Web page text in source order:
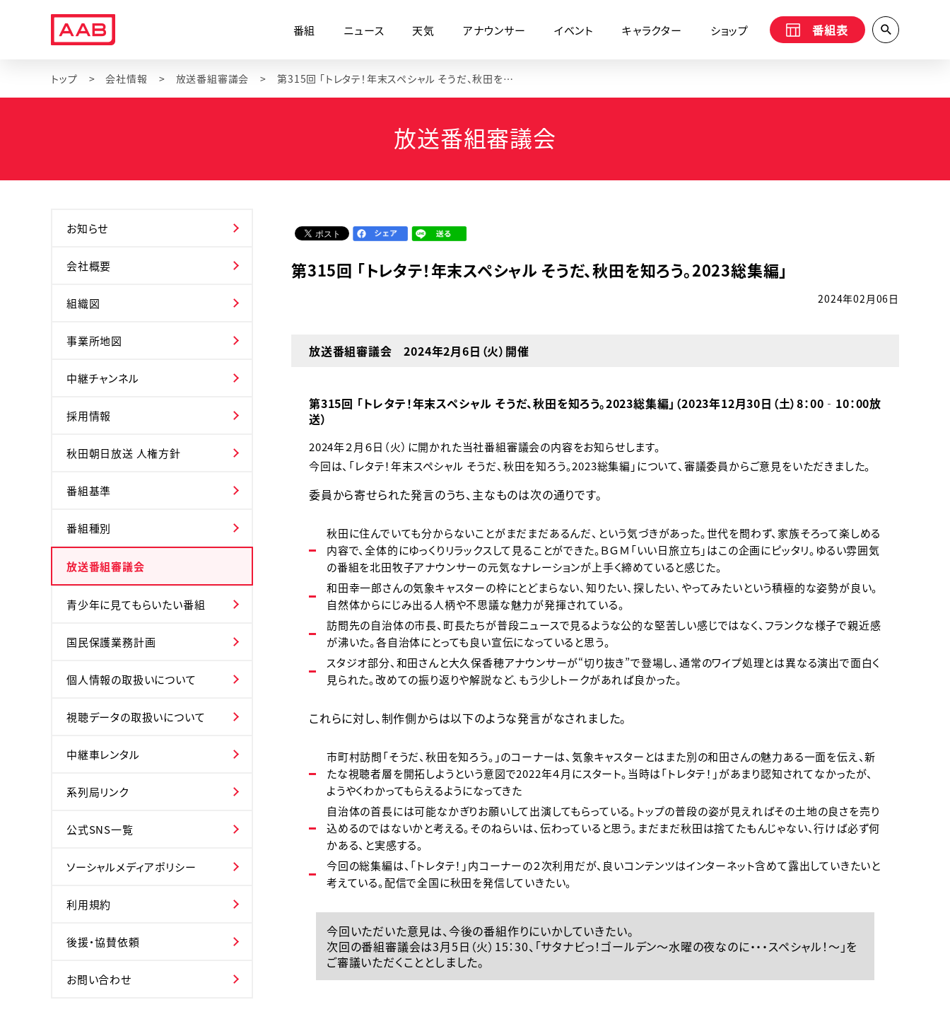
番組 ニュース 天気 アナウンサー イベント キャラクター ショップ 番組表
トップ 会社情報 放送番組審議会 第315回 「トレタテ！年末スペシャル そうだ、秋田を知ろう。2023総集編」
放送番組審議会
お知らせ
会社概要
組織図
事業所地図
中継チャンネル
採用情報
秋田朝日放送 人権方針
番組基準
番組種別
放送番組審議会
青少年に見てもらいたい番組
国民保護業務計画
個人情報の取扱いについて
視聴データの取扱いについて
中継車レンタル
系列局リンク
公式SNS一覧
ソーシャルメディアポリシー
利用規約
後援・協賛依頼
お問い合わせ
第315回 「トレタテ！年末スペシャル そうだ、秋田を知ろう。2023総集編」
2024年02月06日
放送番組審議会 2024年2月6日（火）開催
第315回 「トレタテ！年末スペシャル そうだ、秋田を知ろう。2023総集編」（2023年12月30日（土）8：00‐10：00放
送）
2024年２月６日（火）に開かれた当社番組審議会の内容をお知らせします。
今回は、「レタテ！年末スペシャル そうだ、秋田を知ろう。2023総集編」について、審議委員からご意見をいただきました。
委員から寄せられた発言のうち、主なものは次の通りです。
秋田に住んでいても分からないことがまだまだあるんだ、という気づきがあった。世代を問わず、家族そろって楽しめる
内容で、全体的にゆっくりリラックスして見ることができた。ＢＧＭ「いい日旅立ち」はこの企画にピッタリ。ゆるい雰囲気
の番組を北田牧子アナウンサーの元気なナレーションが上手く締めていると感じた。
和田幸一郎さんの気象キャスターの枠にとどまらない、知りたい、探したい、やってみたいという積極的な姿勢が良い。
自然体からにじみ出る人柄や不思議な魅力が発揮されている。
訪問先の自治体の市長、町長たちが普段ニュースで見るような公的な堅苦しい感じではなく、フランクな様子で親近感
が沸いた。各自治体にとっても良い宣伝になっていると思う。
スタジオ部分、和田さんと大久保香穂アナウンサーが“切り抜き”で登場し、通常のワイプ処理とは異なる演出で面白く
見られた。改めての振り返りや解説など、もう少しトークがあれば良かった。
これらに対し、制作側からは以下のような発言がなされました。
市町村訪問「そうだ、秋田を知ろう。」のコーナーは、気象キャスターとはまた別の和田さんの魅力ある一面を伝え、新
たな視聴者層を開拓しようという意図で2022年４月にスタート。当時は「トレタテ！」があまり認知されてなかったが、
ようやくわかってもらえるようになってきた
自治体の首長には可能なかぎりお願いして出演してもらっている。トップの普段の姿が見えればその土地の良さを売り
込めるのではないかと考える。そのねらいは、伝わっていると思う。まだまだ秋田は捨てたもんじゃない、行けば必ず何
かある、と実感する。
今回の総集編は、「トレタテ！」内コーナーの２次利用だが、良いコンテンツはインターネット含めて露出していきたいと
考えている。配信で全国に秋田を発信していきたい。
今回いただいた意見は、今後の番組作りにいかしていきたい。
次回の番組審議会は3月5日（火）15：30、「サタナビっ！ゴールデン～水曜の夜なのに・・・スペシャル！～」を
ご審議いただくこととしました。